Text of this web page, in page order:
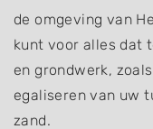
de omgeving van
kunt voor alles dat
en grondwerk,
egaliseren van uw
zand.